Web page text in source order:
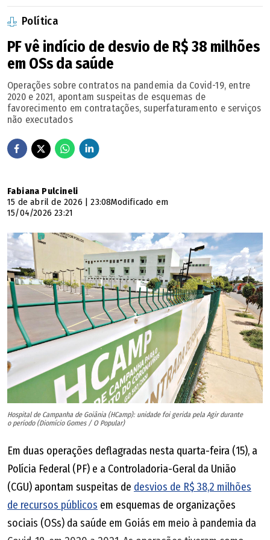
Os empresários foram alvos em razão de suas posições
societárias nas empresas citadas. Hilton Rinaldo Salles
Piccelli é citado como controlador da Mediall e sócio de
empresas relacionadas, enquanto Roberto Leandro de
apontados como sócios com atuação ligada à
movimentação financeira e ao núcleo societário do grupo
Política
PF vê indício de desvio de R$ 38 milhões
em OSs da saúde
Operações sobre contratos na pandemia da Covid-19, entre
2020 e 2021, apontam suspeitas de esquemas de
favorecimento em contratações, superfaturamento e serviços
não executados
Fabiana Pulcineli
15 de abril de 2026 | 23:08Modificado em
15/04/2026 23:21
Hospital de Campanha de Goiânia (HCamp): unidade foi gerida pela Agir durante
o período (Diomício Gomes / O Popular)
Em duas operações deflagradas nesta quarta-feira (15), a
Polícia Federal (PF) e a Controladoria-Geral da União
(CGU) apontam suspeitas de desvios de R$ 38,2 milhões
de recursos públicos em esquemas de organizações
sociais (OSs) da saúde em Goiás em meio à pandemia da